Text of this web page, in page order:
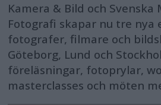
Kamera & Bild och
Fotografi skapar nu tre nya
fotografer, filmare och
Göteborg, Lund och
föreläsningar, fotoprylar,
masterclasses och möten